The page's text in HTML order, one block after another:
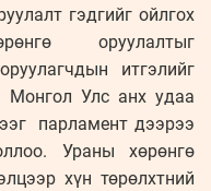
гэдгийг ойлгох
оруулалтыг
итгэлийг
Улс анх удаа
парламент дээрээ
Ураны хөрөнгө
хүн төрөлхтний